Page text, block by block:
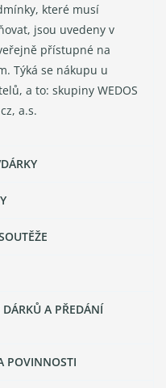
které musí
jsou uvedeny v
přístupné na
Týká se nákupu u
a to: skupiny WEDOS
a.s.
DÁRKŮ A PŘEDÁNÍ
POVINNOSTI